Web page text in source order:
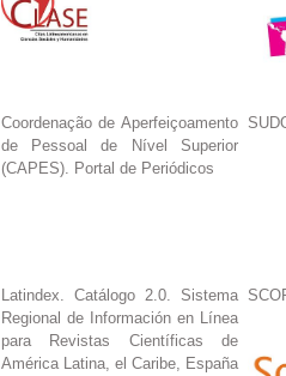
Coordenação de Aperfeiçoamento
de Pessoal de Nível Superior
(CAPES). Portal de Periódicos
Latindex. Catálogo 2.0. Sistema
Regional de Información en Línea
para Revistas Científicas de
América Latina, el Caribe, España